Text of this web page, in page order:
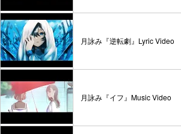
月詠み『逆転劇』Lyric Video
月詠み『イフ』Music Video